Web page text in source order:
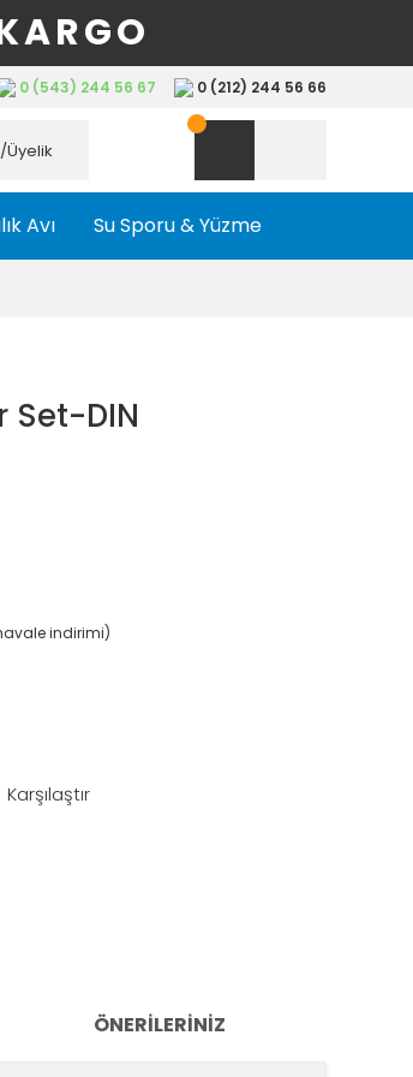
0 (543) 244 56 67 0 (212) 244 56 66
Üyelik
Avı Su Sporu & Yüzme
Set-DIN
havale indirimi)
Karşılaştır
ÖNERILERINIZ